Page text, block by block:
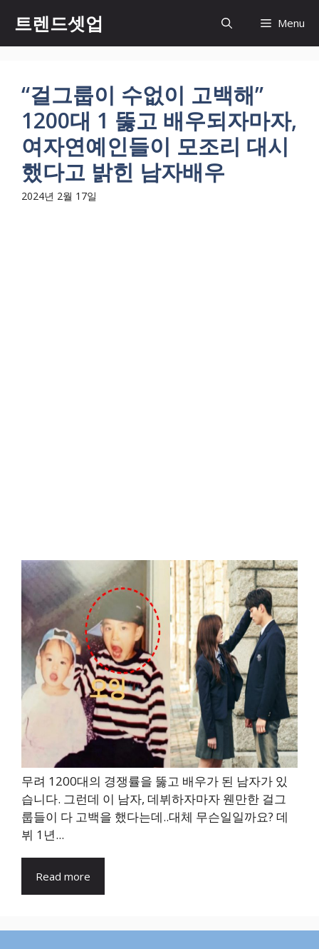
츠
트렌드셋업 Menu
“걸그룹이 수없이 고백해”
1200대 1 뚫고 배우되자마자,
여자연예인들이 모조리 대시
했다고 밝힌 남자배우
2024년 2월 17일
무려 1200대의 경쟁률을 뚫고 배우가 된 남자가 있
습니다. 그런데 이 남자, 데뷔하자마자 웬만한 걸그
룹들이 다 고백을 했다는데..대체 무슨일일까요? 데
뷔 1년...
Read more